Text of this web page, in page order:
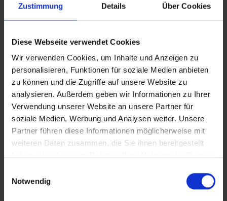
Zustimmung Details Über Cookies
Diese Webseite verwendet Cookies
Wir verwenden Cookies, um Inhalte und Anzeigen zu
personalisieren, Funktionen für soziale Medien anbieten
zu können und die Zugriffe auf unsere Website zu
analysieren. Außerdem geben wir Informationen zu Ihrer
Verwendung unserer Website an unsere Partner für
soziale Medien, Werbung und Analysen weiter. Unsere
Partner führen diese Informationen möglicherweise mit
weiteren Daten zusammen, die Sie ihnen bereitgestellt
Notwendig